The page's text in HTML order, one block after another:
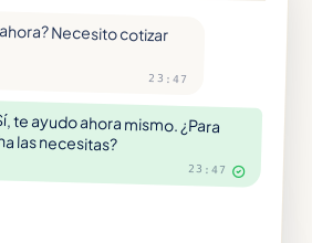
Necesito cotizar
23:47
te ayudo ahora mismo. ¿Para
las necesitas?
23:47